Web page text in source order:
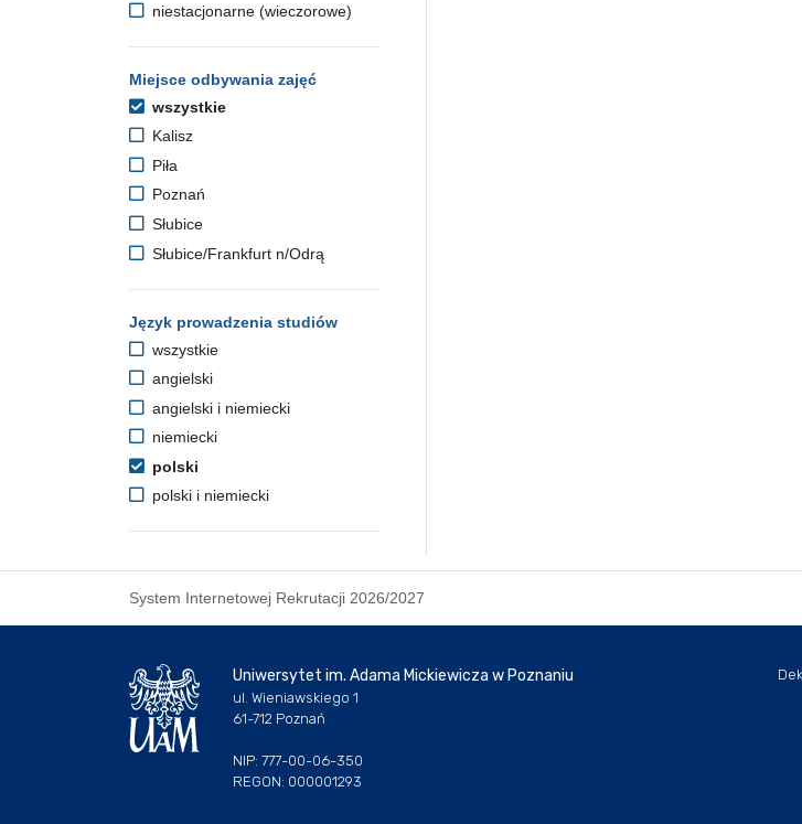
niestacjonarne (wieczorowe)
Miejsce odbywania zajęć
wszystkie
Kalisz
Piła
Poznań
Słubice
Słubice/Frankfurt n/Odrą
Język prowadzenia studiów
wszystkie
angielski
angielski i niemiecki
niemiecki
polski
polski i niemiecki
System Internetowej Rekrutacji 2026/2027
Uniwersytet im. Adama Mickiewicza w Poznaniu
ul. Wieniawskiego 1
61-712 Poznań
NIP: 777-00-06-350
REGON: 000001293